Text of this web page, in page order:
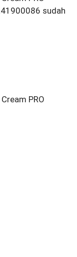
sudah
PRO